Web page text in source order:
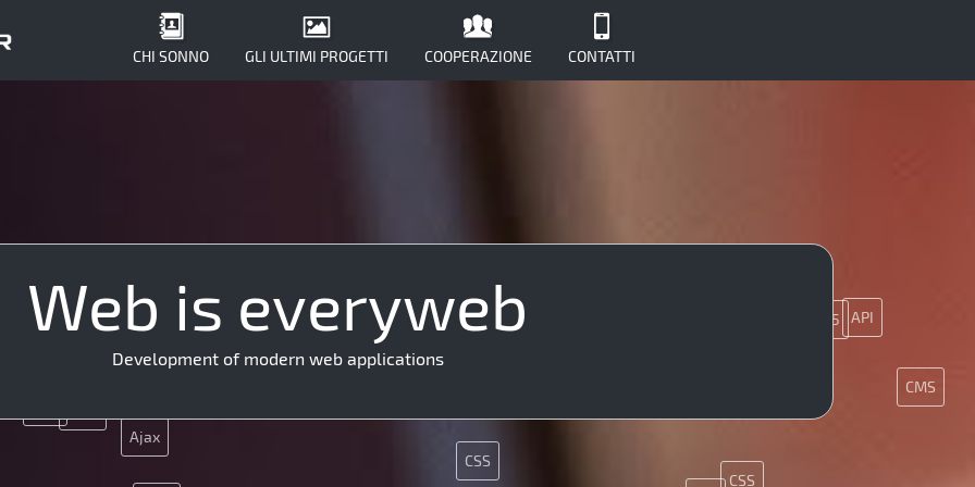
CHI SONNO GLI ULTIMI PROGETTI COOPERAZIONE CONTATTI
PHP
SMM API
CSS
Ajax
HTML5
CMS
CSS
Web is everyweb
Development of modern web applications